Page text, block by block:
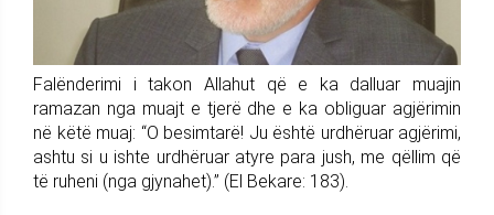
Falënderimi i takon Allahut që e ka dalluar muajin
ramazan nga muajt e tjerë dhe e ka obliguar agjërimin
në këtë muaj: “O besimtarë! Ju është urdhëruar agjërimi,
ashtu si u ishte urdhëruar atyre para jush, me qëllim që
të ruheni (nga gjynahet).” (El Bekare: 183).